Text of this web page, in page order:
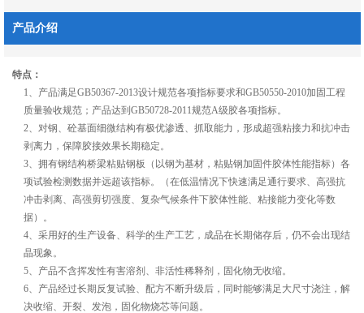
产品介绍
特点：
1、产品满足GB50367-2013设计规范各项指标要求和GB50550-2010加固工程
质量验收规范；产品达到 GB50728-2011规范A级胶各项指标。
2、对钢、砼基面细微结构有极优渗透、抓取能力，形成超强粘接力和抗冲击
剥离力，保障胶接效果长期稳定。
3、拥有钢结构桥梁粘贴钢板（以钢为基材，粘贴钢加固件胶体性能指标）各
项试验检测数据并远超该指标。（在低温情况下快速满足通行要求、高强抗
冲击剥离、高强剪切强度、复杂气候条件下胶体性能、粘接能力变化等数
据）。
4、采用好的生产设备、科学的生产工艺，成品在长期储存后，仍不会出现结
晶现象。
5、产品不含挥发性有害溶剂、非活性稀释剂，固化物无收缩。
6、产品经过长期反复试验、配方不断升级后，同时能够满足大尺寸浇注，解
决收缩、开裂、发泡，固化物烧芯等问题。